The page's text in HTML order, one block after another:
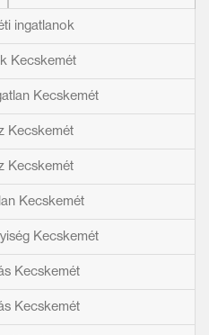
ingatlanok
Kecskemét
Kecskemét
Kecskemét
Kecskemét
Kecskemét
Kecskemét
Kecskemét
Kecskemét